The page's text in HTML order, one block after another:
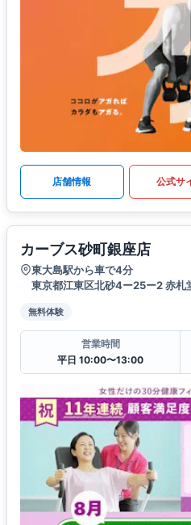
店舗情報 公式サ
カーブス砂町銀座店
東大島駅から車で4分
東京都江東区北砂4ー25ー2 赤札
無料体験
営業時間
平日 10:00〜13:00